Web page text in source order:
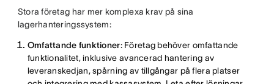
Stora företag har mer komplexa krav på sina
lagerhanteringssystem:
Omfattande funktioner: Företag behöver omfattande
funktionalitet, inklusive avancerad hantering av
leveranskedjan, spårning av tillgångar på flera platser